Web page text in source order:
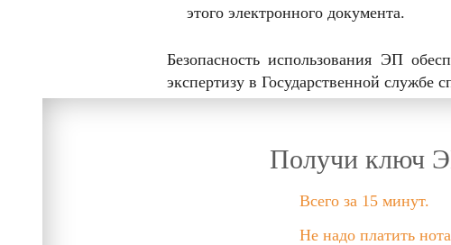
этого электронного документа.
Безопасность использования ЭП
экспертизу в Государственной
Получи ключ
Всего за 15 минут.
Не надо платить